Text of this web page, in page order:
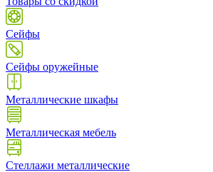
Сейфы
Сейфы оружейные
Металлические шкафы
Металлическая мебель
Стеллажи металлические